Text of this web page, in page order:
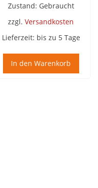
Zustand: Gebraucht
zzgl.Versandkosten
Lieferzeit: bis zu 5 Tage
In den Warenkorb